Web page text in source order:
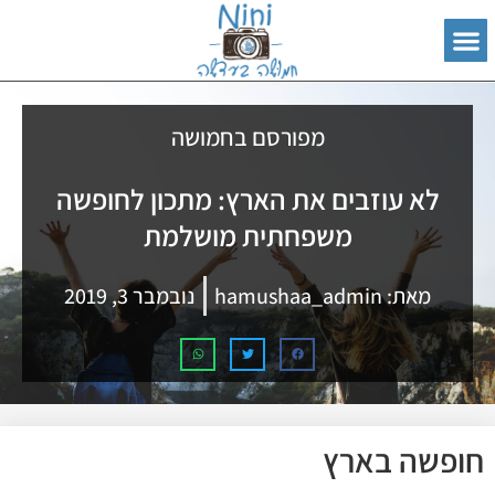
מפורסם בחמושה
לא עוזבים את הארץ: מתכון לחופשה
משפחתית מושלמת
מאת:hamushaa_admin נובמבר 3, 2019
חופשה בארץ